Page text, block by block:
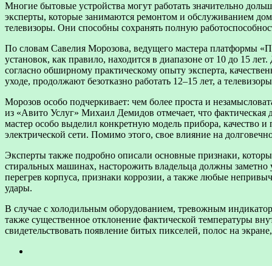
Многие бытовые устройства могут работать значительно
эксперты, которые занимаются ремонтом и обслуживанием
телевизоры. Они способны сохранять полную
По словам Савелия Морозова, ведущего мастера платформы
установок, как правило, находится в диапазоне от 10 до 15
согласно обширному практическому опыту эксперта,
уходе, продолжают безотказно работать 12–15 лет, а
Морозов особо подчеркивает: чем более проста и
из «Авито Услуг»‎ Михаил Демидов отмечает, что
мастер особо выделил конкретную модель прибора, качество
электрической сети. Помимо этого, свое влияние на
Эксперты также подробно описали основные признаки,
стиральных машинах, насторожить владельца должны
перегрев корпуса, признаки коррозии, а также любые
удары.
В случае с холодильным оборудованием, тревожным
также существенное отклонение фактической температуры
свидетельствовать появление битых пикселей, полос на